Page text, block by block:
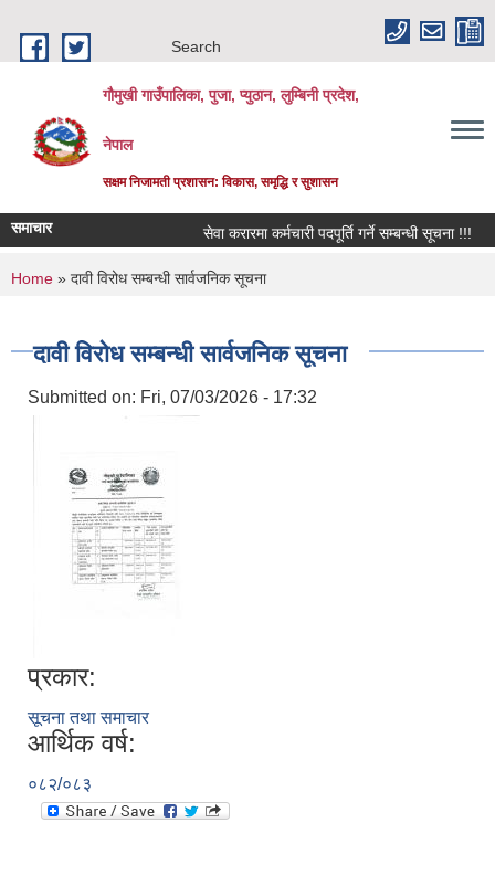
Search
गौमुखी गाउँपालिका, पुजा, प्युठान, लुम्बिनी प्रदेश,
नेपाल
सक्षम निजामती प्रशासन: विकास, समृद्धि र सुशासन
समाचार सेवा करारमा कर्मचारी पदपूर्ति गर्ने सम्बन्धी सूचना !!!
You are here
Home » दावी विरोध सम्बन्धी सार्वजनिक सूचना
दावी विरोध सम्बन्धी सार्वजनिक सूचना
Submitted on: Fri, 07/03/2026 - 17:32
प्रकार:
सूचना तथा समाचार
आर्थिक वर्ष:
०८२/०८३